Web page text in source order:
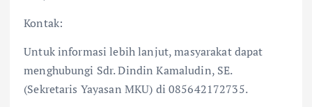
Kontak:
Untuk informasi lebih lanjut, masyarakat dapat
menghubungi Sdr. Dindin Kamaludin, SE.
(Sekretaris Yayasan MKU) di 085642172735.